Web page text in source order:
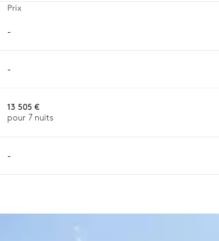
ou la disponibilité. Notre conciergerie vous
Prix
-
-
13 505 €
pour 7 nuits
-